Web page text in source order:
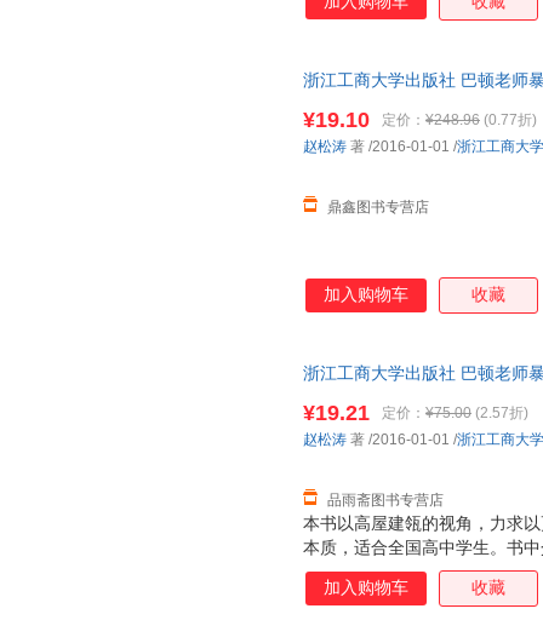
浙江工商大学出版社 巴顿老师
¥19.10 定价： ¥248.96 (0.77折)
鼎鑫图书专营店
赵松涛 著 /2016-01-01 /浙江工商大
加入购物车 收藏
浙江工商大学出版社 巴顿老师
本书以高屋建瓴的视角，力求
本质，适合全国高中学生。书
律”，字字珠玑，十分有学习价
片，附带详细解析。
¥19.21 定价： ¥75.00 (2.57折)
品雨斋图书专营店
赵松涛 著 /2016-01-01 /浙江工商大
加入购物车 收藏